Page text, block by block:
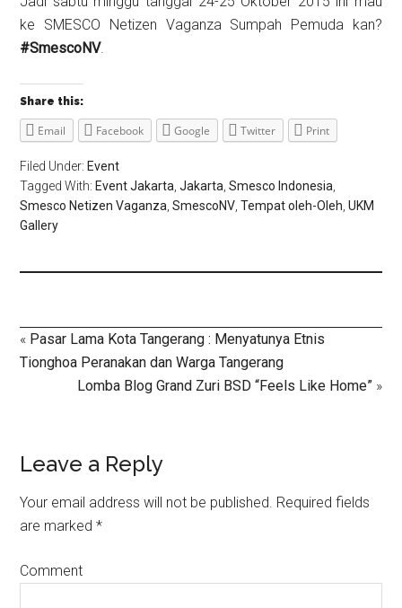
ke SMESCO Netizen Vaganza Sumpah Pemuda kan?
#SmescoNV.
Share this:
Email Facebook Google Twitter Print
Filed Under: Event
Tagged With: Event Jakarta ,Jakarta ,Smesco Indonesia
Smesco Netizen Vaganza ,SmescoNV ,Tempat oleh-Oleh ,UKM
Gallery
« Pasar Lama Kota Tangerang : Menyatunya Etnis
Tionghoa Peranakan dan Warga Tangerang
Lomba Blog Grand Zuri BSD “Feels Like Home”»
Leave a Reply
Your email address will not be published. Required fields
are marked*
Comment